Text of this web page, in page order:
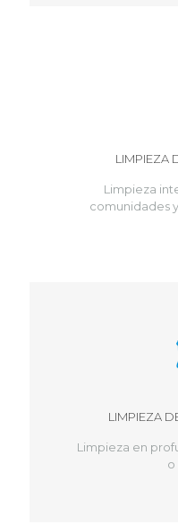
LIMPIEZA
Limpieza
comunidades
LIMPIEZA
Limpieza en
o